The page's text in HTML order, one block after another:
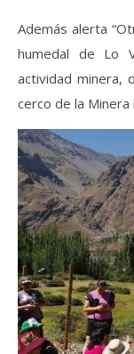
Además alerta
humedal de Lo
actividad minera,
cerco de la Minera